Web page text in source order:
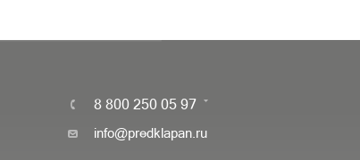
8 800 250 05 97
info@predklapan.ru